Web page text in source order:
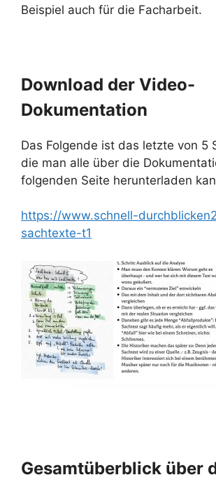
Beispiel auch für die Facharbeit.
Download der Video-
Dokumentation
Das Folgende ist das letzte von 5
die man alle über die
folgenden Seite herunterladen
https://www.schnell-
sachtexte-t1
Gesamtüberblick über